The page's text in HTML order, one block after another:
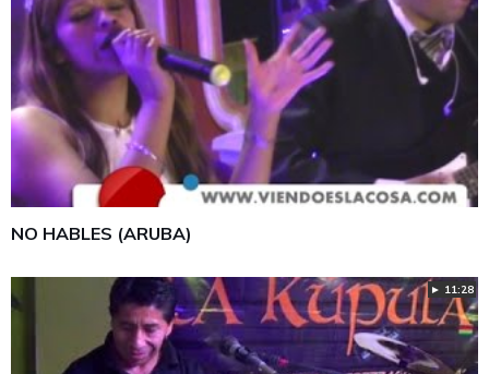
NO HABLES (ARUBA)
► 11:28